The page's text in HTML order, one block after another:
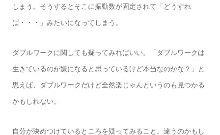
しまう。そうするとそこに振動数が固定されて「どうすれ
ば・・・」みたいになってしまう。
ダブルワークに関しても疑ってみればいい。「ダブルワークは
生きているのが嫌になると思っているけど本当なのかな？」と
思えば、ダブルワークだけど全然楽じゃんというのも見つかる
かもしれない。
自分が決めつけているところを疑ってみること。違うのかもし